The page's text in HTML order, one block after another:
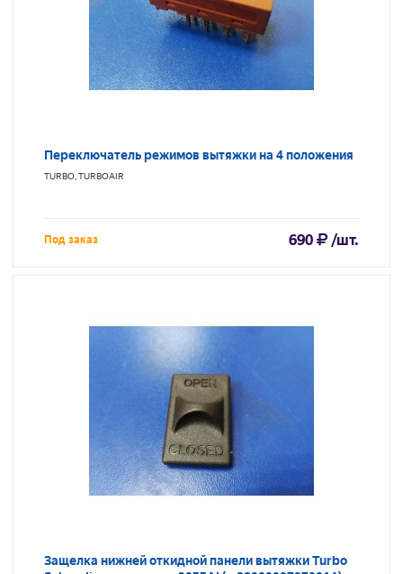
Переключатель режимов вытяжки на 4 положения
TURBO, TURBOAIR
Под заказ 690 /шт.
Защелка нижней откидной панели вытяжки Turbo